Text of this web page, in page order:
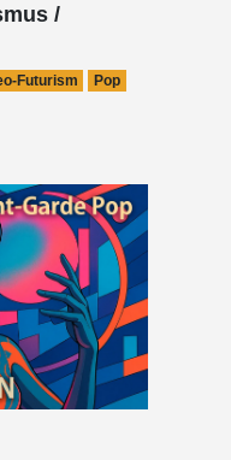
/
Futurism Pop